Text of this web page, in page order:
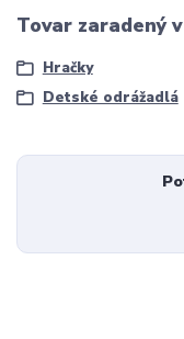
Tovar zaradený
Hračky
Detské odrážadlá